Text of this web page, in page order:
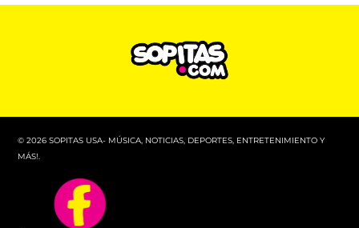
© 2026 SOPITAS USA- MÚSICA, NOTICIAS, DEPORTES, ENTRETENIMIENTO Y
MÁS!.